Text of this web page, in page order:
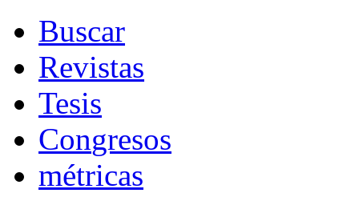
Buscar
Revistas
Tesis
Congresos
métricas